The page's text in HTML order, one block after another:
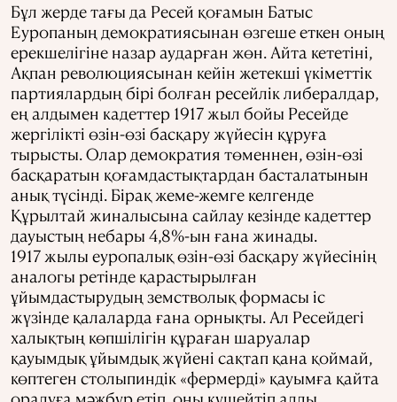
Бұл жерде тағы да Ресей қоғамын Батыс
Еуропаның демократиясынан өзгеше еткен оның
ерекшелігіне назар аударған жөн. Айта кететіні,
Ақпан революциясынан кейін жетекші үкіметтік
партиялардың бірі болған ресейлік либералдар,
ең алдымен кадеттер 1917 жыл бойы Ресейде
жергілікті өзін-өзі басқару жүйесін құруға
тырысты. Олар демократия төменнен, өзін-өзі
басқаратын қоғамдастықтардан басталатынын
анық түсінді. Бірақ жеме-жемге келгенде
Құрылтай жиналысына сайлау кезінде кадеттер
дауыстың небары 4,8%-ын ғана жинады.
1917 жылы еуропалық өзін-өзі басқару жүйесінің
аналогы ретінде қарастырылған
ұйымдастырудың земстволық формасы іс
жүзінде қалаларда ғана орнықты. Ал Ресейдегі
халықтың көпшілігін құраған шаруалар
қауымдық ұйымдық жүйені сақтап қана қоймай,
көптеген столыпиндік «фермерді» қауымға қайта